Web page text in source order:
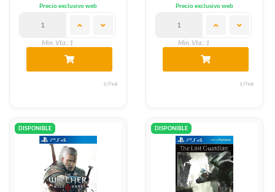
Precio exclusivo web
Min. Vta.: 1
c/iva
Precio exclusivo web
Min. Vta.: 1
c/iva
DISPONIBLE DISPONIBLE